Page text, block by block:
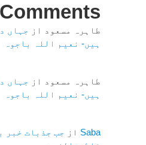
طاہرہ مسعود از جہاں
ہیں- نعیم اللہ باجوہ
طاہرہ مسعود از جہاں
ہیں- نعیم اللہ باجوہ
Saba از جب جذبات خبر